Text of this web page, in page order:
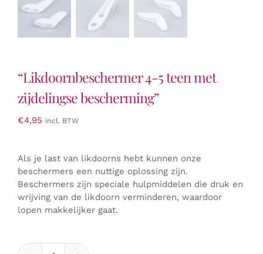
“Likdoornbeschermer 4-5 teen met
zijdelingse bescherming”
€4,95 incl. BTW
Als je last van likdoorns hebt kunnen onze
beschermers een nuttige oplossing zijn.
Beschermers zijn speciale hulpmiddelen die druk en
wrijving van de likdoorn verminderen, waardoor
lopen makkelijker gaat.